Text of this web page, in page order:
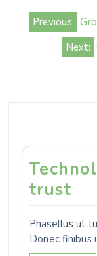
Beitrags-
Navigation
Previous:
Next:
trust
Phasellus ut
Donec finibus